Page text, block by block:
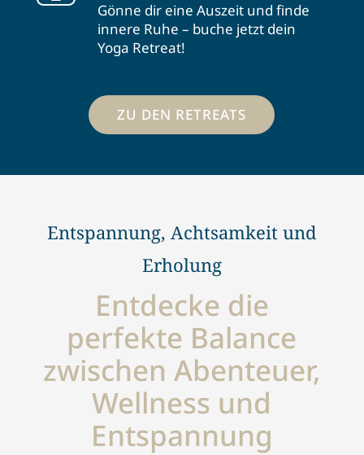
Gönne dir eine Auszeit und finde
innere Ruhe – buche jetzt dein
Yoga Retreat!
ZU DEN RETREATS
Entspannung, Achtsamkeit und
Erholung
Entdecke die
perfekte Balance
zwischen Abenteuer,
Wellness und
Entspannung